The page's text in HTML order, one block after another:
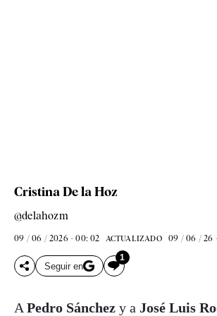
Cristina De la Hoz
@delahozm
09 / 06 / 2026 - 00: 02 ACTUALIZADO 09 / 06 / 26
Seguir en
1
A Pedro Sánchez y a José Luis